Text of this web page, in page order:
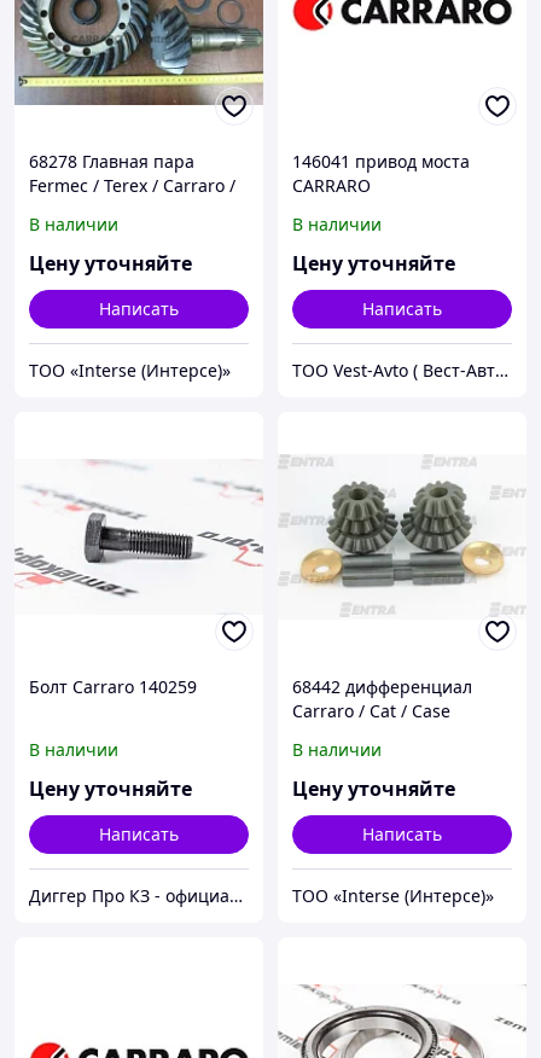
68278 Главная пара
Fermec / Terex / Carraro /
В наличии
Цену уточняйте
Написать
ТОО «Interse (Интерсе)»
146041 привод моста
CARRARO
В наличии
Цену уточняйте
Написать
ТОО Vest-Avto ( Вест-Авто )
Болт Carraro 140259
В наличии
Цену уточняйте
Написать
Диггер Про КЗ - официальный представитель CARRARO и DANA SPICER
68442 дифференциал
Carraro / Cat / Case
В наличии
Цену уточняйте
Написать
ТОО «Interse (Интерсе)»